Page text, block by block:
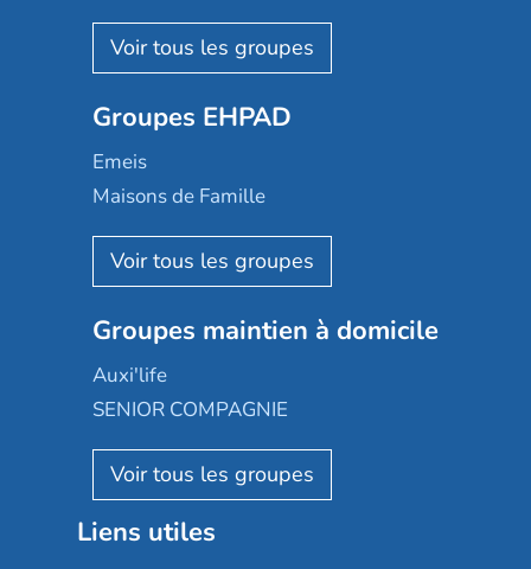
Nohée
Les Résidentiels
Mobicap
Domusvi
Happy Senior
Aquarelia
Nexity edenea
Les jardins d'Arcadie
Occitalia
Appartseniors
Reseda
Stella management
Les villages d'or
Groupes EHPAD
Emeis
Maisons de Famille
Korian
Emera
Groupe SOS
Le Noble Âge
Almage
Résidalya
Groupe aplus
Groupes maintien à domicile
Auxi'life
SENIOR COMPAGNIE
AGE D'OR Services
Liens utiles